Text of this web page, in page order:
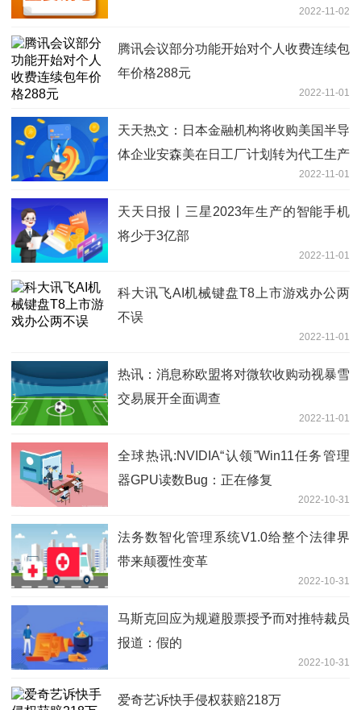
2022-11-02
腾讯会议部分功能开始对个人收费连续包
年价格288元
2022-11-01
天天热文：日本金融机构将收购美国半导
体企业安森美在日工厂计划转为代工生产
2022-11-01
天天日报丨三星2023年生产的智能手机
将少于3亿部
2022-11-01
科大讯飞AI机械键盘T8上市游戏办公两
不误
2022-11-01
热讯：消息称欧盟将对微软收购动视暴雪
交易展开全面调查
2022-11-01
全球热讯:NVIDIA“认领”Win11任务管理
器GPU读数Bug：正在修复
2022-10-31
法务数智化管理系统V1.0给整个法律界
带来颠覆性变革
2022-10-31
马斯克回应为规避股票授予而对推特裁员
报道：假的
2022-10-31
爱奇艺诉快手侵权获赔218万